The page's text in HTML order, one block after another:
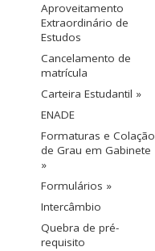
Aproveitamento
Extraordinário de
Estudos
Cancelamento de
matrícula
Carteira Estudantil »
ENADE
Formaturas e Colação
de Grau em Gabinete
»
Formulários »
Intercâmbio
Quebra de pré-
requisito